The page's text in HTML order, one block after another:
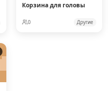
Корзина для головы
0 Другие